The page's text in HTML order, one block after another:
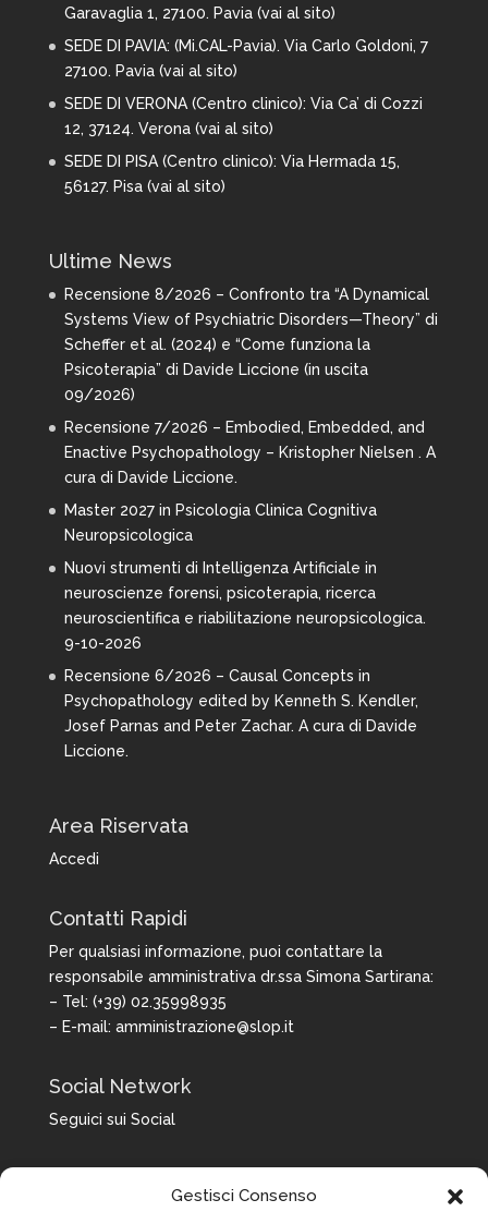
Gestisci Consenso
Garavaglia 1, 27100. Pavia (vai al sito)
SEDE DI PAVIA: (Mi.CAL-Pavia). Via Carlo Goldoni, 7
27100. Pavia (vai al sito)
SEDE DI VERONA (Centro clinico): Via Ca’ di Cozzi
12, 37124. Verona (vai al sito)
SEDE DI PISA (Centro clinico): Via Hermada 15,
56127. Pisa (vai al sito)
Ultime News
Recensione 8/2026 – Confronto tra “A Dynamical
Systems View of Psychiatric Disorders—Theory” di
Scheffer et al. (2024) e “Come funziona la
Psicoterapia” di Davide Liccione (in uscita
09/2026)
Recensione 7/2026 – Embodied, Embedded, and
Enactive Psychopathology – Kristopher Nielsen . A
cura di Davide Liccione.
Master 2027 in Psicologia Clinica Cognitiva
Neuropsicologica
Nuovi strumenti di Intelligenza Artificiale in
neuroscienze forensi, psicoterapia, ricerca
neuroscientifica e riabilitazione neuropsicologica.
9-10-2026
Recensione 6/2026 – Causal Concepts in
Psychopathology edited by Kenneth S. Kendler,
Josef Parnas and Peter Zachar. A cura di Davide
Liccione.
Area Riservata
Accedi
Contatti Rapidi
Per qualsiasi informazione, puoi contattare la
responsabile amministrativa dr.ssa Simona Sartirana:
– Tel: (+39) 02.35998935
– E-mail: amministrazione@slop.it
Social Network
Seguici sui Social